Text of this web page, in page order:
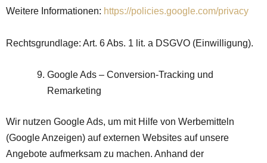
Weitere Informationen: https://policies.google.com/privacy
Rechtsgrundlage: Art. 6 Abs. 1 lit. a DSGVO (Einwilligung).
Google Ads – Conversion-Tracking und
Remarketing
Wir nutzen Google Ads, um mit Hilfe von Werbemitteln
(Google Anzeigen) auf externen Websites auf unsere
Angebote aufmerksam zu machen. Anhand der